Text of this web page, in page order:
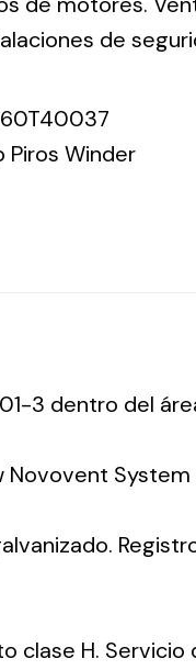
de
Piros Winder
3 dentro del
Novovent
clase H.